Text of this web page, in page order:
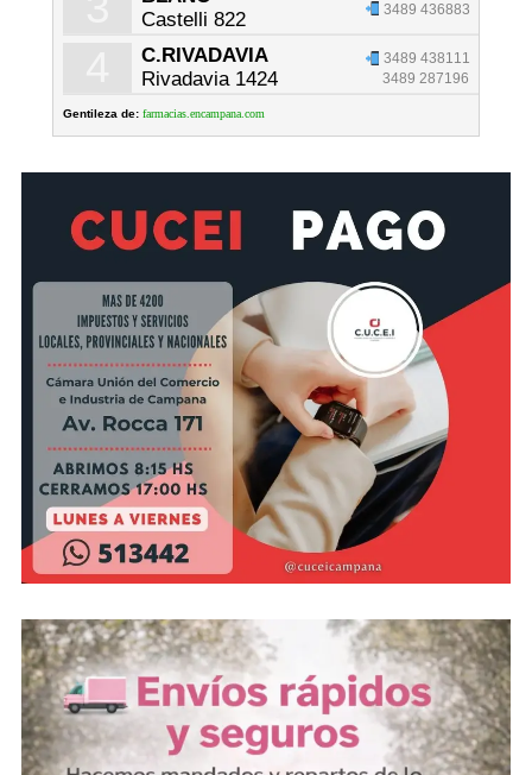
Castelli 822
3489 436883
C.RIVADAVIA
Rivadavia 1424
3489 438111
3489 287196
Gentileza de: farmacias.encampana.com